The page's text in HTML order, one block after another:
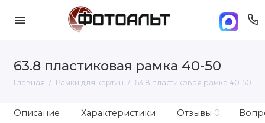
63.8 пластиковая рамка 40-50
Главная Рамки для картин 63.8 пластиковая рамка 40-50
Описание Характеристики Отзывы 0